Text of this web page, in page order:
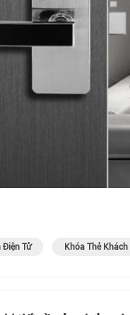
Điện Tử Khóa Thẻ Khách
ngay!